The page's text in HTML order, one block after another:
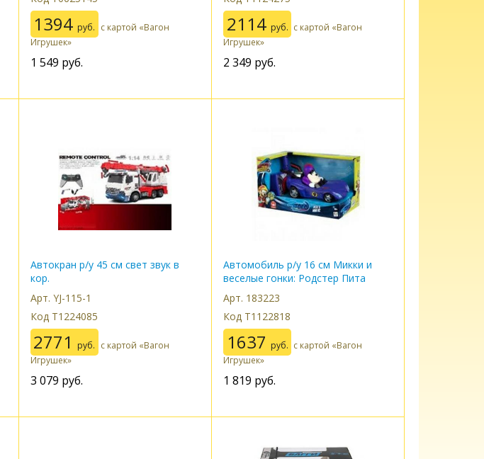
1394 руб. с картой «Вагон
Игрушек»
1 549 руб.
2114 руб. с картой «Вагон
Игрушек»
2 349 руб.
Автокран р/у 45 см свет звук в
кор.
Арт. YJ-115-1
Код Т1224085
2771 руб. с картой «Вагон
Игрушек»
3 079 руб.
Автомобиль р/у 16 см Микки и
веселые гонки: Родстер Пита
Арт. 183223
Код Т1122818
1637 руб. с картой «Вагон
Игрушек»
1 819 руб.